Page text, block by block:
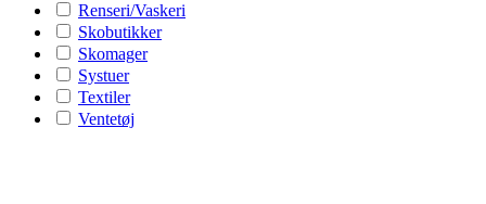
Renseri/Vaskeri
Skobutikker
Skomager
Systuer
Textiler
Ventetøj